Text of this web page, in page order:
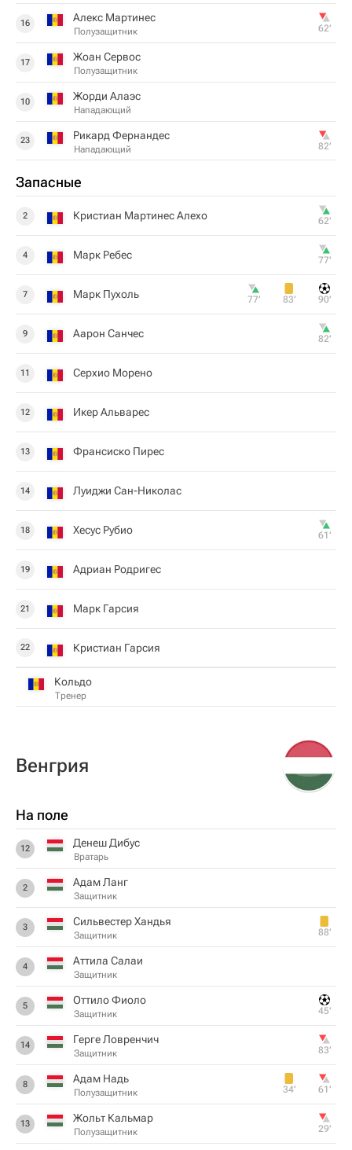
16 Алекс Мартинес
Полузащитник 62‎’‎
17 Жоан Сервос
Полузащитник
10 Жорди Алаэс
Нападающий
23 Рикард Фернандес
Нападающий 82‎’‎
Запасные
2 Кристиан Мартинес Алехо 62‎’‎
4 Марк Ребес 77‎’‎
7 Марк Пухоль 77‎’‎ 83‎’‎ 90‎’‎
9 Аарон Санчес 82‎’‎
11 Серхио Морено
12 Икер Альварес
13 Франсиско Пирес
14 Луиджи Сан-Николас
18 Хесус Рубио 61‎’‎
19 Адриан Родригес
21 Марк Гарсия
22 Кристиан Гарсия
Кольдо
Тренер
Венгрия
На поле
12 Денеш Дибус
Вратарь
2 Адам Ланг
Защитник
3 Сильвестер Хандья
Защитник 88‎’‎
4 Аттила Салаи
Защитник
5 Оттило Фиоло
Защитник 45‎’‎
14 Герге Ловренчич
Защитник 83‎’‎
8 Адам Надь
Полузащитник 34‎’‎ 61‎’‎
13 Жольт Кальмар
Полузащитник 29‎’‎